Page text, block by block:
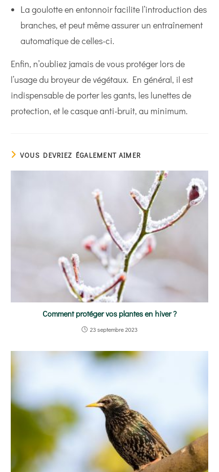
La goulotte en entonnoir facilite l’introduction des
branches, et peut même assurer un entraînement
automatique de celles-ci.
Enfin, n’oubliez jamais de vous protéger lors de
l’usage du broyeur de végétaux. En général, il est
indispensable de porter les gants, les lunettes de
protection, et le casque anti-bruit, au minimum.
VOUS DEVRIEZ ÉGALEMENT AIMER
Comment protéger vos plantes en hiver ?
23 septembre 2023